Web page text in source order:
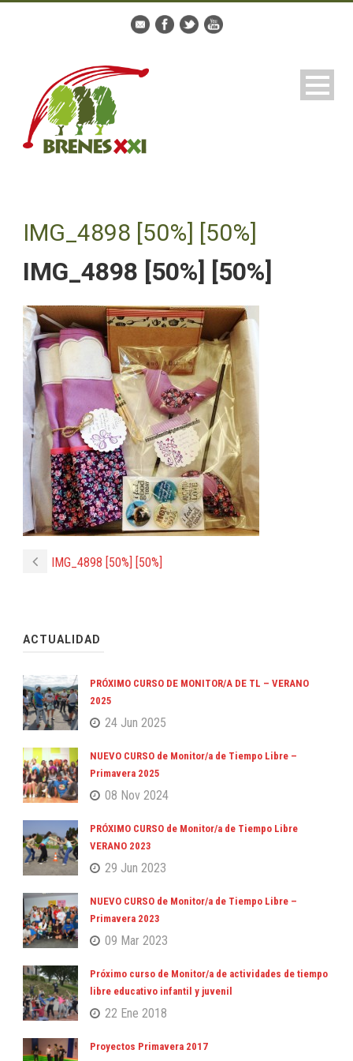
IMG_4898 [50%] [50%]
IMG_4898 [50%] [50%]
IMG_4898 [50%] [50%]
ACTUALIDAD
PRÓXIMO CURSO DE MONITOR/A DE TL – VERANO
2025
24 Jun 2025
NUEVO CURSO de Monitor/a de Tiempo Libre –
Primavera 2025
08 Nov 2024
PRÓXIMO CURSO de Monitor/a de Tiempo Libre
VERANO 2023
29 Jun 2023
NUEVO CURSO de Monitor/a de Tiempo Libre –
Primavera 2023
09 Mar 2023
Próximo curso de Monitor/a de actividades de tiempo
libre educativo infantil y juvenil
22 Ene 2018
Proyectos Primavera 2017